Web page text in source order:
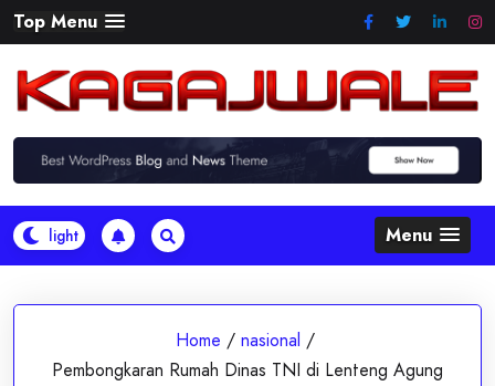
Skip
to
content
Top Menu
Menu
Home / nasional /
Pembongkaran Rumah Dinas TNI di Lenteng Agung